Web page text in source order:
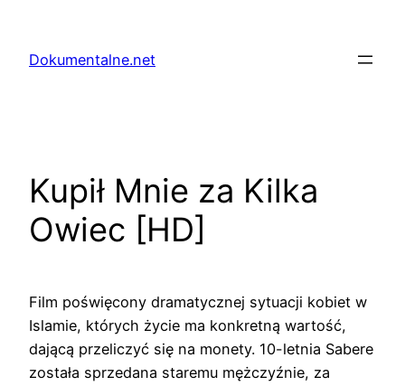
treściDokumentalne.net
Kupił Mnie za Kilka
Owiec [HD]
Film poświęcony dramatycznej sytuacji kobiet w
Islamie, których życie ma konkretną wartość,
dającą przeliczyć się na monety. 10-letnia Sabere
została sprzedana staremu mężczyźnie, za